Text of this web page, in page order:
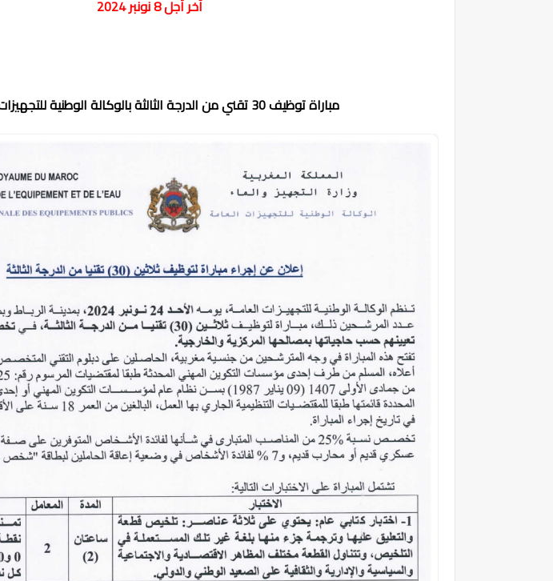
آخر أجل 8 نونبر 2024
مباراة توظيف 30 تقني من الدرجة الثالثة بالوكالة الوطنية للتجهيزات العامة